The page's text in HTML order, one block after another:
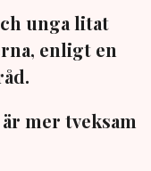
unga litat
enligt en
mer tveksam